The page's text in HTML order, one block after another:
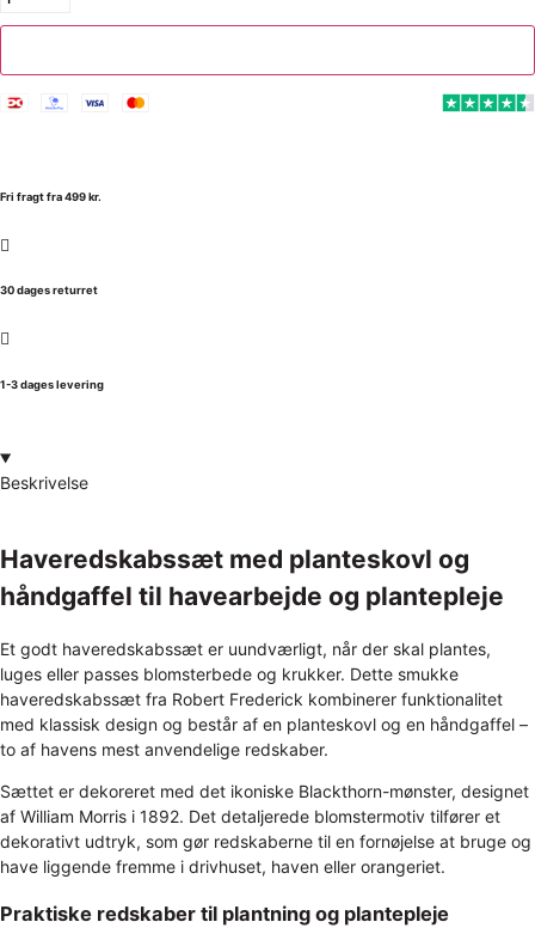
Fri fragt fra 499 kr.
30 dages returret
1-3 dages levering
Beskrivelse
Haveredskabssæt med planteskovl og
håndgaffel til havearbejde og plantepleje
Et godt haveredskabssæt er uundværligt, når der skal plantes,
luges eller passes blomsterbede og krukker. Dette smukke
haveredskabssæt fra Robert Frederick kombinerer funktionalitet
med klassisk design og består af en planteskovl og en håndgaffel –
to af havens mest anvendelige redskaber.
Sættet er dekoreret med det ikoniske Blackthorn-mønster, designet
af William Morris i 1892. Det detaljerede blomstermotiv tilfører et
dekorativt udtryk, som gør redskaberne til en fornøjelse at bruge og
have liggende fremme i drivhuset, haven eller orangeriet.
Praktiske redskaber til plantning og plantepleje